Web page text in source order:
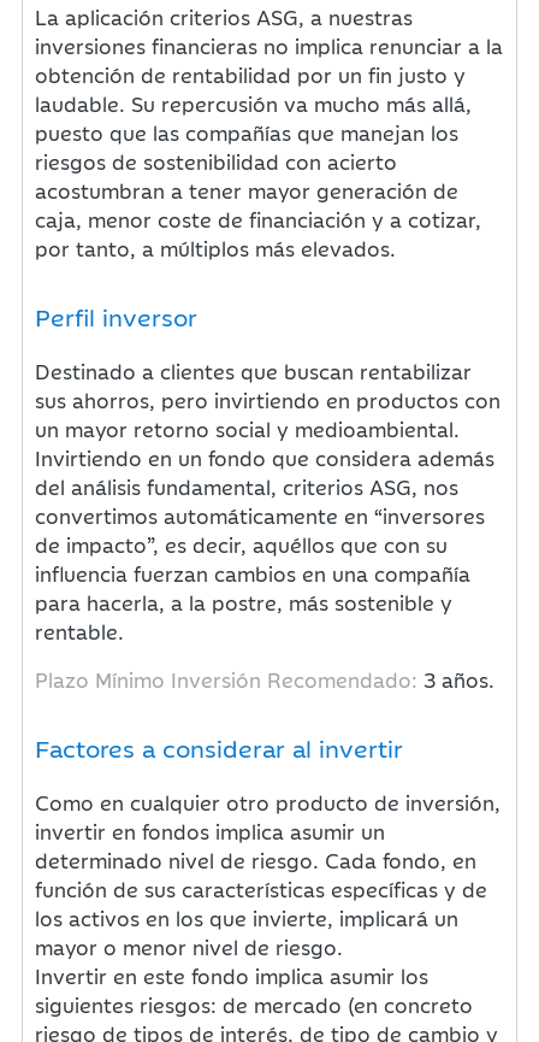
La aplicación criterios ASG, a nuestras
inversiones financieras no implica renunciar a la
obtención de rentabilidad por un fin justo y
laudable. Su repercusión va mucho más allá,
puesto que las compañías que manejan los
riesgos de sostenibilidad con acierto
acostumbran a tener mayor generación de
caja, menor coste de financiación y a cotizar,
por tanto, a múltiplos más elevados.
Perfil inversor
Destinado a clientes que buscan rentabilizar
sus ahorros, pero invirtiendo en productos con
un mayor retorno social y medioambiental.
Invirtiendo en un fondo que considera además
del análisis fundamental, criterios ASG, nos
convertimos automáticamente en “inversores
de impacto”, es decir, aquéllos que con su
influencia fuerzan cambios en una compañía
para hacerla, a la postre, más sostenible y
rentable.
Plazo Mínimo Inversión Recomendado: 3 años.
Factores a considerar al invertir
Como en cualquier otro producto de inversión,
invertir en fondos implica asumir un
determinado nivel de riesgo. Cada fondo, en
función de sus características específicas y de
los activos en los que invierte, implicará un
mayor o menor nivel de riesgo.
Invertir en este fondo implica asumir los
siguientes riesgos: de mercado (en concreto
riesgo de tipos de interés, de tipo de cambio y